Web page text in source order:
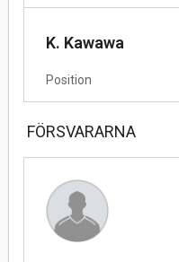
K. Kawawa
Position
FÖRSVARARNA